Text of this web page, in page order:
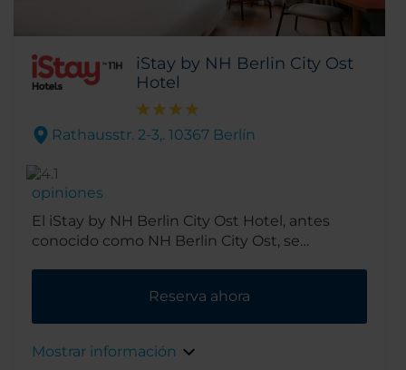
iStay by NH Berlin City Ost
Hotel
Rathausstr. 2-3,. 10367 Berlín
opiniones
El iStay by NH Berlin City Ost Hotel, antes
conocido como NH Berlin City Ost, se
servicio impecable y una experiencia digital
sencilla a los viajeros modernos que saben lo
centro de la ciudad y, gracias a su excelente
Reserva ahora
Mostrar información